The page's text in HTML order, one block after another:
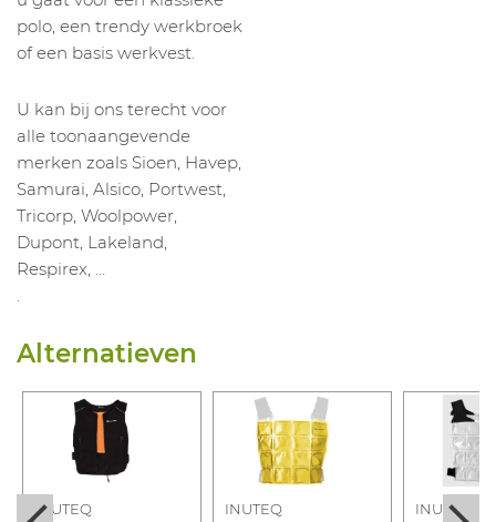
polo, een trendy werkbroek
of een basis werkvest.
U kan bij ons terecht voor
alle toonaangevende
merken zoals Sioen, Havep,
Samurai, Alsico, Portwest,
Tricorp, Woolpower,
Dupont, Lakeland,
Respirex, …
Alternatieven
INUTEQ INUTEQ INUTEQ